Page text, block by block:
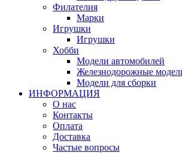
Филателия
Марки
Игрушки
Игрушки
Хобби
Модели автомобилей
Железнодорожные
Модели для сборки
ИНФОРМАЦИЯ
О нас
Контакты
Оплата
Доставка
Частые вопросы